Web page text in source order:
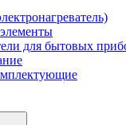
для бытовых